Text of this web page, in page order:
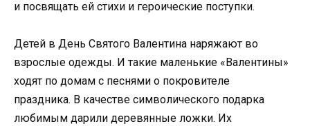
и посвящать ей стихи и героические поступки.
Детей в День Святого Валентина наряжают во
взрослые одежды. И такие маленькие «Валентины»
ходят по домам с песнями о покровителе
праздника. В качестве символического подарка
любимым дарили деревянные ложки. Их